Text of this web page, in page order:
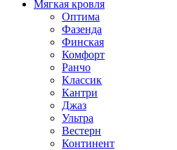
Мягкая кровля
Оптима
Фазенда
Финская
Комфорт
Ранчо
Классик
Кантри
Джаз
Ультра
Вестерн
Континент